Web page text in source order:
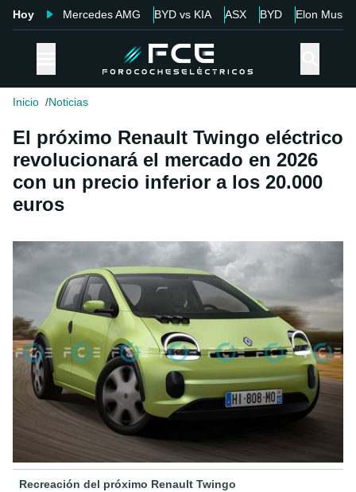
Hoy Mercedes AMG BYD vs KIA ASX BYD Elon Musk
Inicio Noticias
El próximo Renault Twingo eléctrico
revolucionará el mercado en 2026
con un precio inferior a los 20.000
euros
Recreación del próximo Renault Twingo